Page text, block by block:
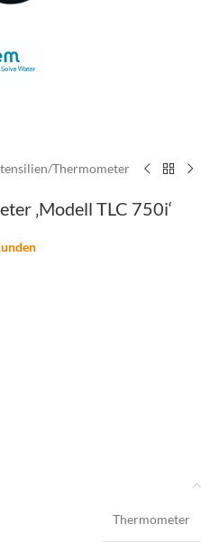
/Thermometer
‚Modell TLC 750i‘
Thermometer